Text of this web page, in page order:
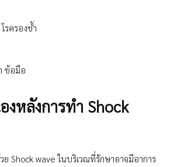
รครองช้ำ
ข้อมือ
งหลังการทำ Shock
ย Shock wave ในบริเวณที่รักษาอาจมีอาการ